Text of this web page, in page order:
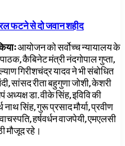
फटने से दो जवान शहीद
आयोजन को सर्वोच्च न्यायालय के
कैबिनेट मंत्री नंदगोपाल गुप्ता,
गिरीशचंद्र यादव ने भी संबोधित
सांसद रीता बहुगुणा जोशी,केशरी
अध्यक्ष डा. वीके सिंह,इविवि की
नाथ सिंह,गुरू प्रसाद मौर्या,प्रवीण
,हर्षवर्धन वाजपेयी,एमएलसी
मौजूद रहे।